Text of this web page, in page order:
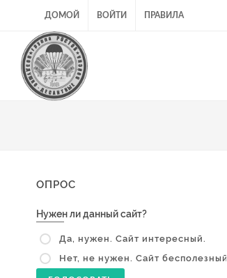
ДОМОЙ ВОЙТИ ПРАВИЛА
ОПРОС
Нужен ли данный сайт?
Да, нужен. Сайт интересный.
Нет, не нужен. Сайт бесполезный.